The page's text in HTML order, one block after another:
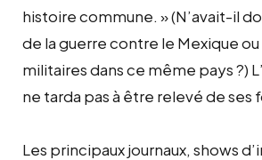
histoire commune. » (N’avait-il
de la guerre contre le Mexique ou
militaires dans ce même pays ?)
ne tarda pas à être relevé de ses
Les principaux journaux, shows